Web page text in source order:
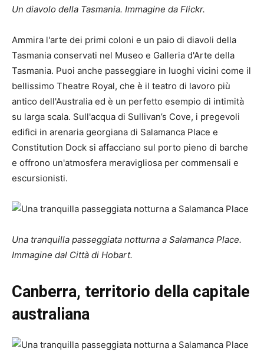
Un diavolo della Tasmania. Immagine da Flickr.
Ammira l'arte dei primi coloni e un paio di diavoli della
Tasmania conservati nel Museo e Galleria d'Arte della
Tasmania. Puoi anche passeggiare in luoghi vicini come il
bellissimo Theatre Royal, che è il teatro di lavoro più
antico dell'Australia ed è un perfetto esempio di intimità
su larga scala. Sull'acqua di Sullivan’s Cove, i pregevoli
edifici in arenaria georgiana di Salamanca Place e
Constitution Dock si affacciano sul porto pieno di barche
e offrono un'atmosfera meravigliosa per commensali e
escursionisti.
Una tranquilla passeggiata notturna a Salamanca Place.
Immagine dal Città di Hobart.
Canberra, territorio della capitale
australiana